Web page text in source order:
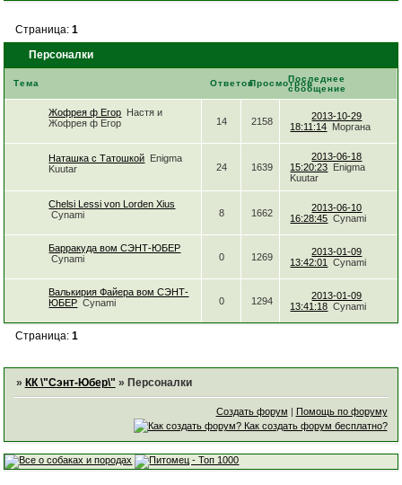
Персоналки
Страница: 1
Тема ОтветовПросмотровПоследнее
сообщение
Жофрея ф Егор Настя и
Жофрея ф Егор
14 2158
2013-10-29
18:11:14 Моргана
Наташка с Татошкой Enigma
Kuutar
24 1639
2013-06-18
15:20:23 Enigma
Kuutar
Chelsi Lessi von Lorden Xius
Cynami
8 1662
2013-06-10
16:28:45 Cynami
Барракуда вом СЭНТ-ЮБЕР
Cynami
0 1269
2013-01-09
13:42:01
Cynami
Валькирия Файера вом СЭНТ-
ЮБЕР Cynami 0 1294
2013-01-09
13:41:18 Cynami
Страница: 1
» КК \"Сэнт-Юбер\" » Персоналки
Создать форум | Помощь по форуму